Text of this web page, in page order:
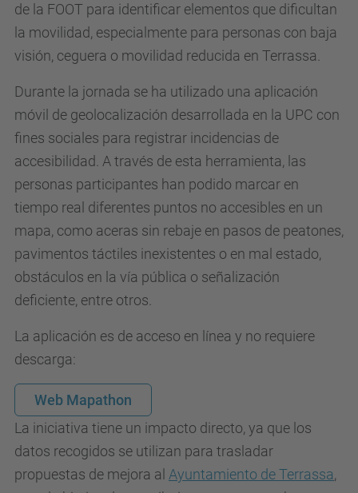
de la FOOT para identificar elementos que dificultan
la movilidad, especialmente para personas con baja
visión, ceguera o movilidad reducida en Terrassa.
Durante la jornada se ha utilizado una aplicación
móvil de geolocalización desarrollada en la UPC con
fines sociales para registrar incidencias de
accesibilidad. A través de esta herramienta, las
personas participantes han podido marcar en
tiempo real diferentes puntos no accesibles en un
mapa, como aceras sin rebaje en pasos de peatones,
pavimentos táctiles inexistentes o en mal estado,
obstáculos en la vía pública o señalización
deficiente, entre otros.
La aplicación es de acceso en línea y no requiere
descarga:
Web Mapathon
La iniciativa tiene un impacto directo, ya que los
datos recogidos se utilizan para trasladar
propuestas de mejora al Ayuntamiento de Terrassa,